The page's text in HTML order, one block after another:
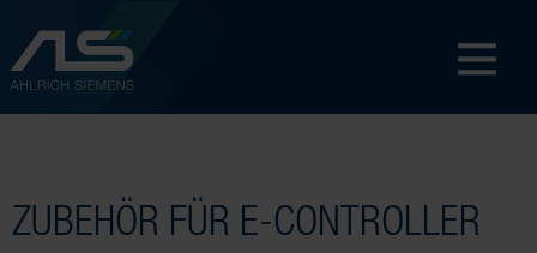
ZUBEHÖR FÜR E-CONTROLLER